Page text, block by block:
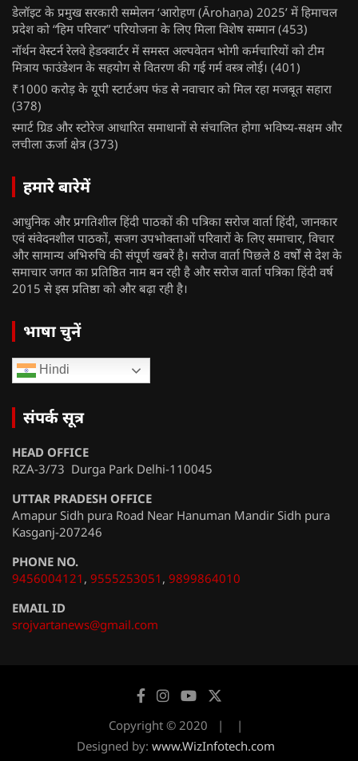
डेलॉइट के प्रमुख सरकारी सम्मेलन ‘आरोहण (Ārohaṇa) 2025’ में हिमाचल
प्रदेश को “हिम परिवार” परियोजना के लिए मिला विशेष सम्मान (453)
नॉर्थन वेस्टर्न रेलवे हेडक्वार्टर में समस्त अल्पवेतन भोगी कर्मचारियों को टीम
मित्राय फाउंडेशन के सहयोग से वितरण की गई गर्म वस्त्र लोई। (401)
₹1000 करोड़ के यूपी स्टार्टअप फंड से नवाचार को मिल रहा मजबूत सहारा
(378)
स्मार्ट ग्रिड और स्टोरेज आधारित समाधानों से संचालित होगा भविष्य-सक्षम और
लचीला ऊर्जा क्षेत्र (373)
हमारे बारेमें
आधुनिक और प्रगतिशील हिंदी पाठकों की पत्रिका सरोज वार्ता हिंदी, जानकार
एवं संवेदनशील पाठकों, सजग उपभोक्ताओं परिवारों के लिए समाचार, विचार
और सामान्य अभिरुचि की संपूर्ण खबरें है। सरोज वार्ता पिछले 8 वर्षों से देश के
समाचार जगत का प्रतिष्ठित नाम बन रही है और सरोज वार्ता पत्रिका हिंदी वर्ष
2015 से इस प्रतिष्ठा को और बढ़ा रही है।
भाषा चुनें
Hindi
संपर्क सूत्र
HEAD OFFICE
RZA-3/73 Durga Park Delhi-110045
UTTAR PRADESH OFFICE
Amapur Sidh pura Road Near Hanuman Mandir Sidh pura
Kasganj-207246
PHONE NO.
9456004121 , 9555253051 , 9899864010
EMAIL ID
srojvartanews@gmail.com
Copyright © 2020
Designed by: www.WizInfotech.com